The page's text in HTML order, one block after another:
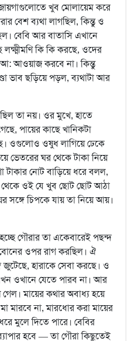
খুব মোলায়েম করে
বেশ ব্যথা লাগছিল, কিন্তু ও
বেবি আর বাতাসি এখানে
কি কি করছে, ওদের
আ: আওয়াজ করবে না। কিন্তু
ভাব ছড়িয়ে পড়ল, ব্যথাটা আর
তা নয়। ওর মুখে, হাতে
পায়ের কাছে খানিকটা
ওগুলোও ওষুধ লাগিয়ে ঢেকে
ভেতরের ঘর থেকে টাকা নিয়ে
নোট বাড়িয়ে ধরে বলল,
ওই যে খুব ছোট ছোট আঠা
সঙ্গে চিপকে যায় তা নিয়ে আয়।
গৌরার তা একেবারেই পছন্দ
ওপর রাগ করছিল। ঐ
জুটেছে, হারাকে সেবা করছে। ও
ওখানে যেতে পারব না। আর
মায়ের কথার অবাধ্য হয়ে
মারবে না, মারধোর করা মায়ের
মুলে দিতে পারে। বেবির
হবে — তা গৌরা কিছুতেই